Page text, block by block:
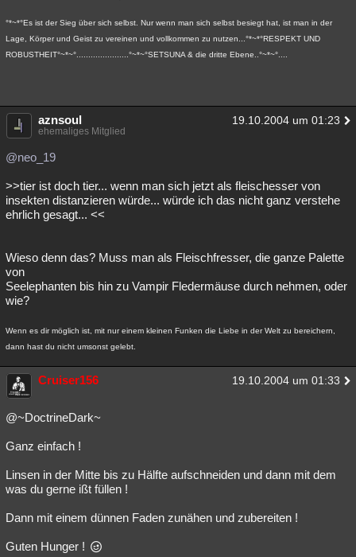
°*~*°Es ist der Sieg über sich selbst. Nur wenn man sich selbst besiegt hat, ist man in der
Lage, Körper und Geist zu vereinen und vollkommen zu nutzen...°*~*°RESPEKT UND
ROBUSTHEIT°~*~°......................°~*~°SETSUNA & die dritte Ebene..°~*~°....
aznsoul 19.10.2004 um 01:23
ehemaliges Mitglied
@neo_19
>>tier ist doch tier... wenn man sich jetzt als fleischesser von
insekten distanzieren würde... würde ich das nicht ganz verstehe
ehrlich gesagt... <<
Wieso denn das? Muss man als Fleischfresser, die ganze Palette
von
Seelephanten bis hin zu Vampir Fledermäuse durch nehmen, oder
wie?
Wenn es dir möglich ist, mit nur einem kleinen Funken die Liebe in der Welt zu bereichern,
dann hast du nicht umsonst gelebt.
Cruiser156 19.10.2004 um 01:33
@~DoctrineDark~
Ganz einfach !
Linsen in der Mitte bis zu Hälfte aufschneiden und dann mit dem
was du gerne ißt füllen !
Dann mit einem dünnen Faden zunähen und zubereiten !
Guten Hunger !